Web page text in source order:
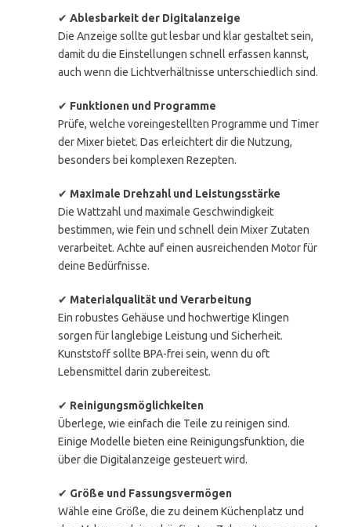
✔ Ablesbarkeit der Digitalanzeige
Die Anzeige sollte gut lesbar und klar gestaltet sein,
damit du die Einstellungen schnell erfassen kannst,
auch wenn die Lichtverhältnisse unterschiedlich sind.
✔ Funktionen und Programme
Prüfe, welche voreingestellten Programme und Timer
der Mixer bietet. Das erleichtert dir die Nutzung,
besonders bei komplexen Rezepten.
✔ Maximale Drehzahl und Leistungsstärke
Die Wattzahl und maximale Geschwindigkeit
bestimmen, wie fein und schnell dein Mixer Zutaten
verarbeitet. Achte auf einen ausreichenden Motor für
deine Bedürfnisse.
✔ Materialqualität und Verarbeitung
Ein robustes Gehäuse und hochwertige Klingen
sorgen für langlebige Leistung und Sicherheit.
Kunststoff sollte BPA-frei sein, wenn du oft
Lebensmittel darin zubereitest.
✔ Reinigungsmöglichkeiten
Überlege, wie einfach die Teile zu reinigen sind.
Einige Modelle bieten eine Reinigungsfunktion, die
über die Digitalanzeige gesteuert wird.
✔ Größe und Fassungsvermögen
Wähle eine Größe, die zu deinem Küchenplatz und